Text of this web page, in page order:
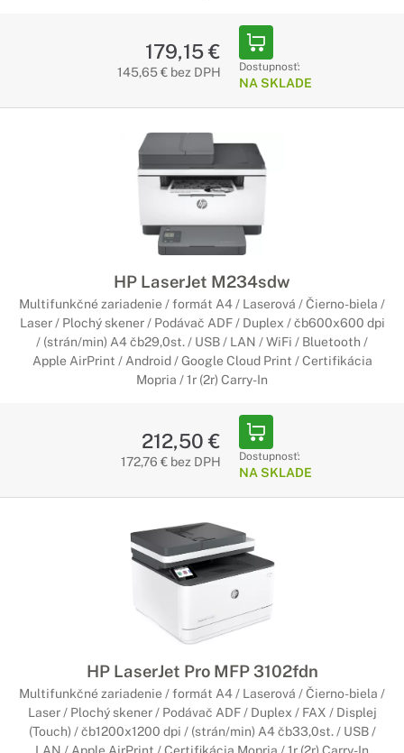
179,15 €
145,65 € bez DPH Dostupnosť:
NA SKLADE
HP LaserJet M234sdw
Multifunkčné zariadenie / formát A4 / Laserová / Čierno-biela /
Laser / Plochý skener / Podávač ADF / Duplex / čb600x600 dpi
/ (strán/min) A4 čb29,0st. / USB / LAN / WiFi / Bluetooth /
Apple AirPrint / Android / Google Cloud Print / Certifikácia
Mopria / 1r (2r) Carry-In
212,50 €
172,76 € bez DPH Dostupnosť:
NA SKLADE
HP LaserJet Pro MFP 3102fdn
Multifunkčné zariadenie / formát A4 / Laserová / Čierno-biela /
Laser / Plochý skener / Podávač ADF / Duplex / FAX / Displej
(Touch) / čb1200x1200 dpi / (strán/min) A4 čb33,0st. / USB /